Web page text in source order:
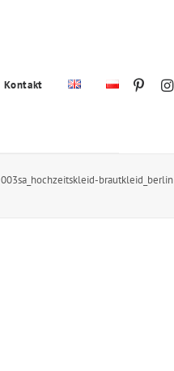
Kontakt
003sa_hochzeitskleid-brautkleid_berlin